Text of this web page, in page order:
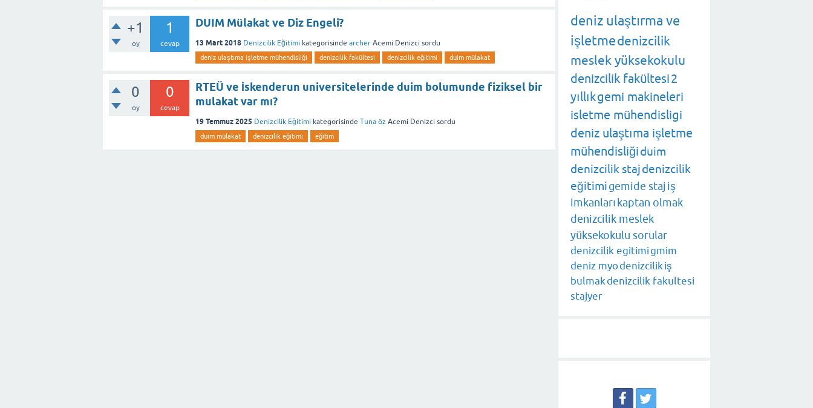
+1
oy
1
cevap
DUIM Mülakat ve Diz Engeli?
13 Mart 2018 Denizcilik Eğitimi kategorisinde archer Acemi Denizci sordu
deniz ulaştıma işletme mühendisliği denizcilik fakültesi denizcilik eğitimi duim mülakat
0
oy
0
cevap
RTEÜ ve İskenderun universitelerinde duim bolumunde fiziksel bir
mulakat var mı?
19 Temmuz 2025 Denizcilik Eğitimi kategorisinde Tuna öz Acemi Denizci sordu
duim mülakat denizcilik eğitimi eğitim
deniz ulaştırma ve
işletmedenizcilik
meslek yüksekokulu
denizcilik fakültesi2
yıllıkgemi makineleri
isletme mühendisligi
deniz ulaştıma işletme
mühendisliğiduim
denizcilik stajdenizcilik
eğitimigemide stajiş
imkanlarıkaptan olmak
denizcilik meslek
yüksekokulu sorular
denizcilik egitimigmim
deniz myodenizcilikiş
bulmakdenizcilik fakultesi
stajyer